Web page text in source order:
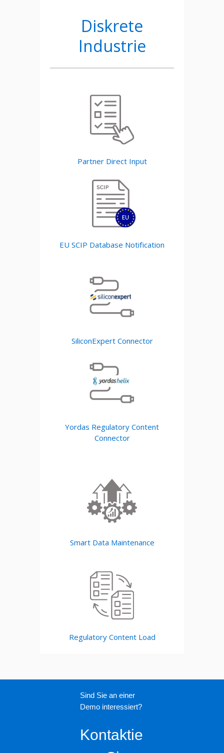
Diskrete
Industrie
Partner Direct Input
EU SCIP Database Notification
SiliconExpert Connector
Yordas Regulatory Content
Connector
Smart Data Maintenance
Regulatory Content Load
Sind Sie an einer
Demo interessiert?
Kontaktie